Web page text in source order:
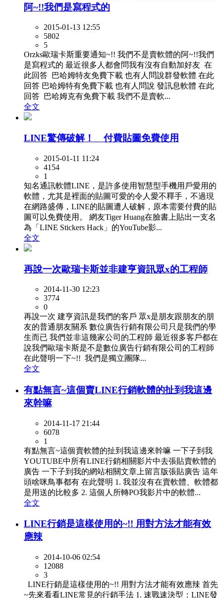
阿~!!我們是寫程式的
2015-01-13 12:55
5802
5
Orzks歐瑞卡斯重要通知~!! 我們不是賣軟體的阿~!!我們
是寫程式的 最近很多人都會問我有沒有自動加好友 在
此回答 巴哈姆特友免費下載 也有人問說群發軟體 在此
回答 巴哈姆特有免費下載 也有人問說 發訊息軟體 在此
回答 巴哈姆克有免費下載 我們不是賣軟...
全文
LINE驚傳破解！ 付費貼圖免費使用
2015-01-11 11:24
4154
1
知名通訊軟體LINE，是許多使用智慧型手機用戶愛用的
軟體，尤其是裡面的貼圖可愛的令人愛不釋手，不過現
在網路盛傳，LINE的貼圖遭人破解，原本需要付費的貼
圖可以免費使用。 網友Tiger Huang在臉書上貼出一支名
為「LINE Stickers Hack」的YouTube影...
全文
再說一次歐瑞卡斯並非建亨資訊眾x的工程師
2014-11-30 12:23
3774
0
再說一次 建亨資訊是我們的客戶 眾x是朋友跟朋友的朋
友的普通朋友關系 數位廣告行銷有限公司只是我們的學
生而已 我們並非這幾家公司的工程師 最近很多客戶都在
說我們歐瑞卡斯是不是數位廣告行銷有限公司的工程師
在此聲明一下~!! 我們是獨立團隊...
全文
有點無言~這個賣LINE行銷軟體的扯到我這邊
來幹嘛
2014-11-17 21:44
6078
1
有點無言~這個賣軟體的扯到我這邊來幹嘛 一下子到我
YOUTUBE中所有LINE行銷相關影片中去張貼賣軟體的
廣告 一下子到我的網站相關文章上留言版張貼廣告 這年
頭啥咪鳥事都有 在此聲明 1. 我並沒有在賣軟體、軟體都
是用送的比較多 2. 這個人所轉PO我影片中的軟體...
全文
LINE行銷是這樣使用的~!! 用對方法才能有效
應辣
2014-10-06 02:54
12088
3
LINE行銷是這樣使用的~!! 用對方法才能有效應辣 首先
~先來看看LINE常見的行銷手法 1. 速戰速決型：LINE發